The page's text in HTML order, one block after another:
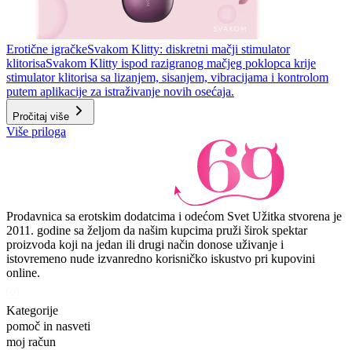
Erotične igračkeSvakom Klitty: diskretni mačji stimulator
klitorisaSvakom Klitty ispod razigranog mačjeg poklopca krije
stimulator klitorisa sa lizanjem, sisanjem, vibracijama i kontrolom
putem aplikacije za istraživanje novih osećaja.
Pročitaj više
Više priloga
Prodavnica sa erotskim dodatcima i odećom Svet Užitka stvorena je
2011. godine sa željom da našim kupcima pruži širok spektar
proizvoda koji na jedan ili drugi način donose uživanje i
istovremeno nude izvanredno korisničko iskustvo pri kupovini
online.
Kategorije
pomoč in nasveti
moj račun